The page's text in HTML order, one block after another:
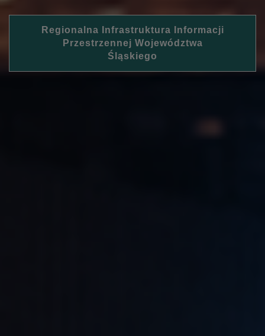
Regionalna Infrastruktura Informacji
Przestrzennej Województwa
Śląskiego